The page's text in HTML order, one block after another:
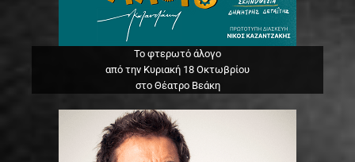
Το φτερωτό άλογο
από την Κυριακή 18 Οκτωβρίου
στο Θέατρο Βεάκη